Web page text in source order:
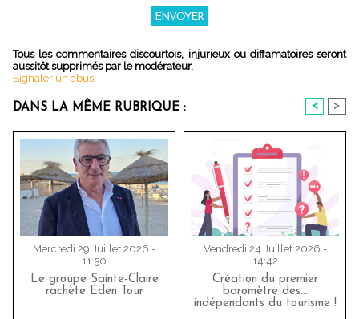
Tous les commentaires discourtois, injurieux ou diffamatoires seront
aussitôt supprimés par le modérateur.
Signaler un abus
DANS LA MÊME RUBRIQUE : < >
Mercredi 29 Juillet 2026 -
11:50
Le groupe Sainte-Claire
rachète Eden Tour
Vendredi 24 Juillet 2026 -
14:42
Création du premier
baromètre des…
indépendants du tourisme !